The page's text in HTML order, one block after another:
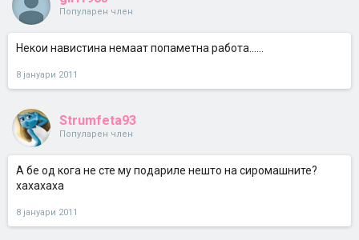
Популарен член
Некои навистина немаат попаметна работа......
8 јануари 2011
Strumfeta93
Популарен член
А бе од кога не сте му подариле нешто на сиромашните?
хахахаха
8 јануари 2011